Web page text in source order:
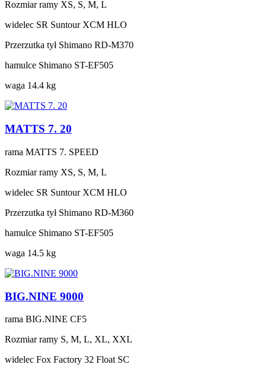
Rozmiar ramy XS, S, M, L
widelec SR Suntour XCM HLO
Przerzutka tył Shimano RD-M370
hamulce Shimano ST-EF505
waga 14.4 kg
MATTS 7. 20
rama MATTS 7. SPEED
Rozmiar ramy XS, S, M, L
widelec SR Suntour XCM HLO
Przerzutka tył Shimano RD-M360
hamulce Shimano ST-EF505
waga 14.5 kg
BIG.NINE 9000
rama BIG.NINE CF5
Rozmiar ramy S, M, L, XL, XXL
widelec Fox Factory 32 Float SC